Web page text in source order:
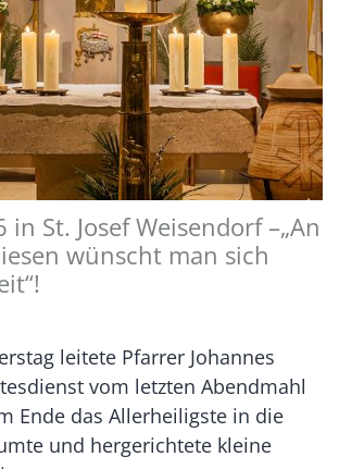
St. Josef Weisendorf –„An
wünscht man sich
leitete Pfarrer Johannes
vom letzten Abendmahl
Ende das Allerheiligste in die
und hergerichtete kleine